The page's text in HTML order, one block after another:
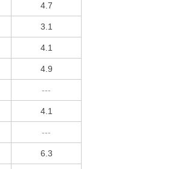
4.7
3.1
4.1
4.9
---
4.1
---
6.3